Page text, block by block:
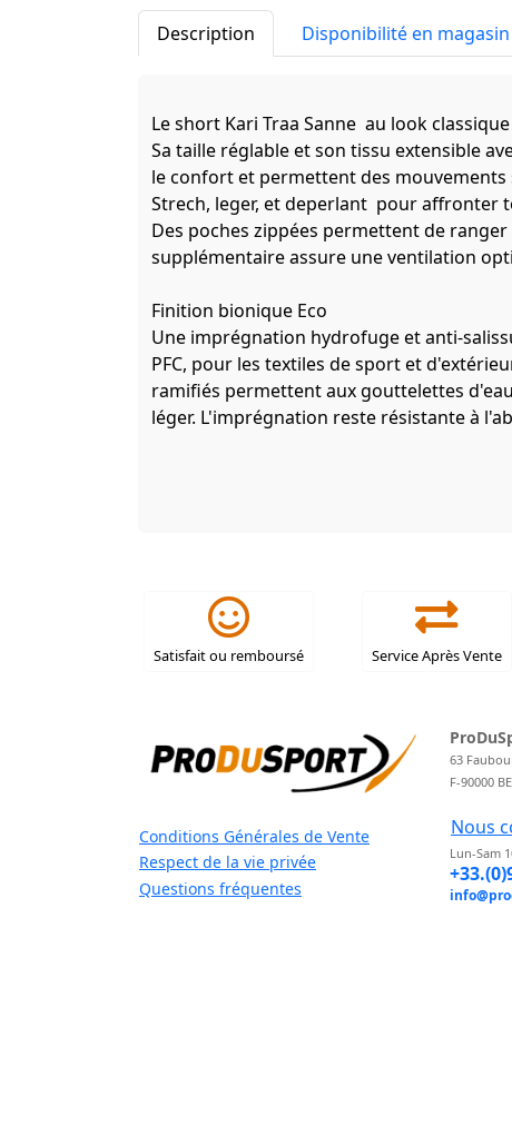
Description Disponibilité en magasin
Le short Kari Traa Sanne au look
Sa taille réglable et son tissu extensible
le confort et permettent des mouvements
Strech, leger, et deperlant pour affronter
Des poches zippées permettent de
supplémentaire assure une ventilation
Finition bionique Eco
Une imprégnation hydrofuge et anti-
PFC, pour les textiles de sport et
ramifiés permettent aux gouttelettes
léger. L'imprégnation reste résistante à
Satisfait ou remboursé Service Après Vente
Conditions Générales de Vente
Respect de la vie privée
Questions fréquentes
63
F-90000
Nous
Lun-Sam